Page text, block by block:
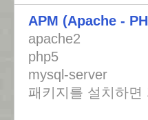
APM (Apache -
apache2
php5
mysql-server
패키지를 설치하